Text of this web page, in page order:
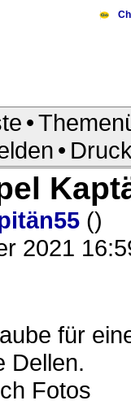
•
•
()
2021
für
Dellen.
Fotos